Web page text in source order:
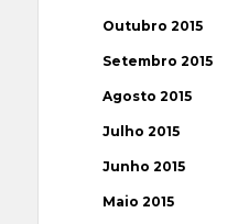
Outubro 2015
Setembro 2015
Agosto 2015
Julho 2015
Junho 2015
Maio 2015